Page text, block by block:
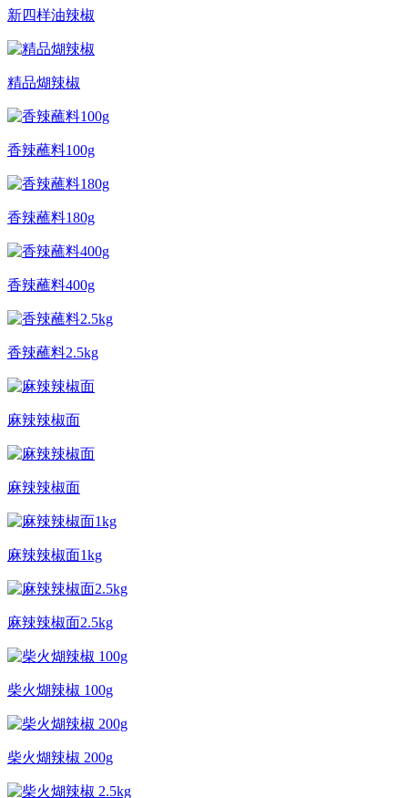
新四样油辣椒
精品煳辣椒
香辣蘸料100g
香辣蘸料180g
香辣蘸料400g
香辣蘸料2.5kg
麻辣辣椒面
麻辣辣椒面
麻辣辣椒面1kg
麻辣辣椒面2.5kg
柴火煳辣椒 100g
柴火煳辣椒 200g